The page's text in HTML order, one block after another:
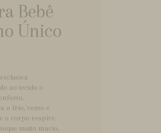
Bebê
Único
ao tecido o
o frio, vento e
o corpo respire.
muito macio,